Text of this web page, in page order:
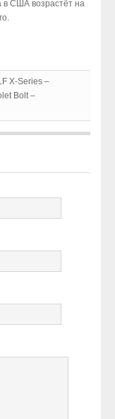
в США возрастёт на
X-Series –
Bolt –